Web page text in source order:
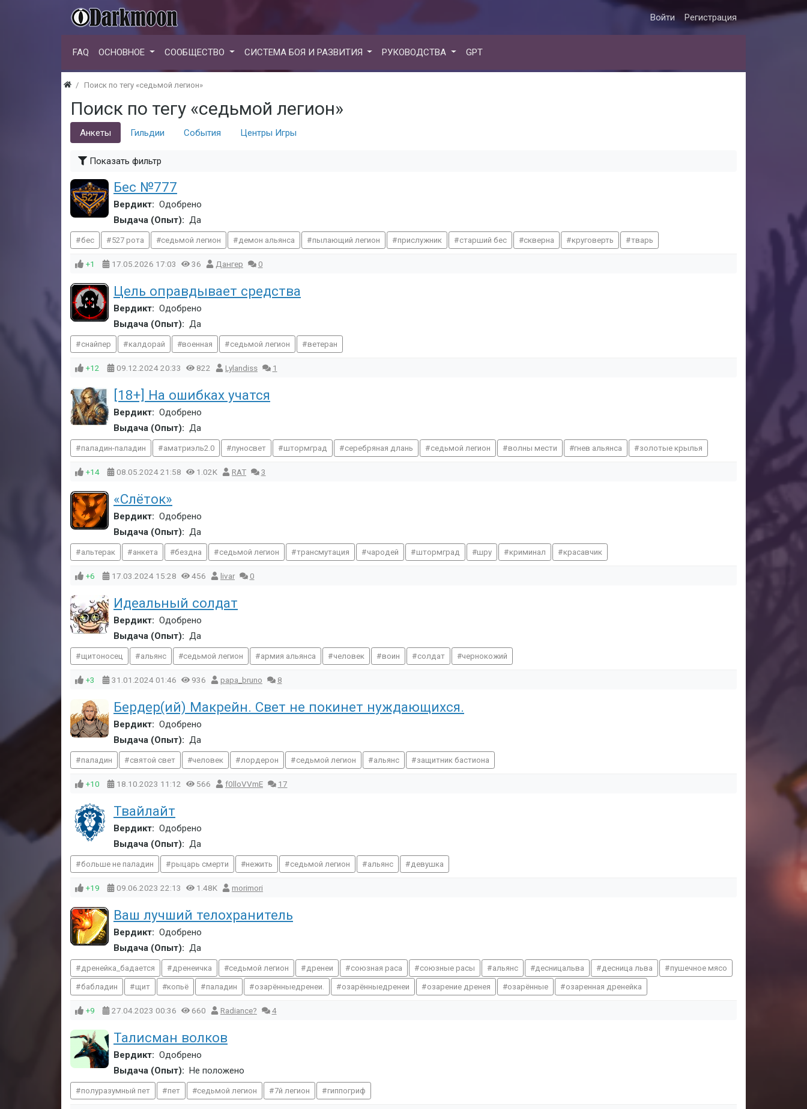
Войти Регистрация
FAQ ОСНОВНОЕ СООБЩЕСТВО СИСТЕМА БОЯ И РАЗВИТИЯ РУКОВОДСТВА GPT
Поиск по тегу «седьмой легион»
Поиск по тегу «седьмой легион»
Анкеты Гильдии События Центры Игры
Показать фильтр
Бес №777
Вердикт: Одобрено
Выдача (Опыт): Да
бес 527 рота седьмой легион демон альянса пылающий легион прислужник старший бес скверна круговерть тварь
+1 17.05.2026 17:03 36 Дангер 0
Цель оправдывает средства
Вердикт: Одобрено
Выдача (Опыт): Да
снайпер калдорай военная седьмой легион ветеран
+12 09.12.202420:33 822 Lylandiss 1
[18+] На ошибках учатся
Вердикт: Одобрено
Выдача (Опыт): Да
паладин-паладин аматриэль2.0 луносвет штормград серебряная длань седьмой легион волны мести гнев альянса золотые крылья
+14 08.05.202421:58 1.02K RAT 3
«Слёток»
Вердикт: Одобрено
Выдача (Опыт): Да
альтерак анкета бездна седьмой легион трансмутация чародей штормград шру криминал красавчик
+6 17.03.2024 15:28 456 livar 0
Идеальный солдат
Вердикт: Одобрено
Выдача (Опыт): Да
щитоносец альянс седьмой легион армия альянса человек воин солдат чернокожий
+3 31.01.2024 01:46 936 papa_bruno 8
Бердер(ий) Макрейн. Свет не покинет нуждающихся.
Вердикт: Одобрено
Выдача (Опыт): Да
паладин святой свет человек лордерон седьмой легион альянс защитник бастиона
+10 18.10.2023 11:12 566 f0lloVVmE 17
Твайлайт
Вердикт: Одобрено
Выдача (Опыт): Да
больше не паладин рыцарь смерти нежить седьмой легион альянс девушка
+19 09.06.2023 22:13 1.48K morimori
Ваш лучший телохранитель
Вердикт: Одобрено
Выдача (Опыт): Да
дренейка_бадается дренеичка седьмой легион дренеи союзная раса союзные расы альянс десницальва десница льва пушечное мясо
бабладин щит копьё паладин озарённыедренеи. озарённыедренеи озарение дренея озарённые озаренная дренейка
+9 27.04.2023 00:36 660 Radiance? 4
Талисман волков
Вердикт: Одобрено
Выдача (Опыт): Не положено
полуразумный пет пет седьмой легион 7й легион гиппогриф